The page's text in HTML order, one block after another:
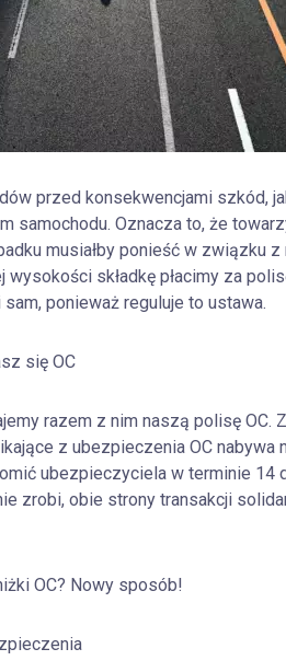
przed konsekwencjami szkód,
samochodu. Oznacza to, że
musiałby ponieść w związku
składkę płacimy za
ponieważ reguluje to ustawa.
się OC
razem z nim naszą polisę OC.
z ubezpieczenia OC nabywa
ubezpieczyciela w terminie 14
zrobi, obie strony transakcji
OC? Nowy sposób!